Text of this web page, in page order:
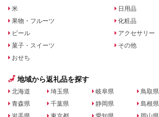
米
果物・フルーツ
ビール
菓子・スイーツ
おせち
日用品
化粧品
アクセサリー
その他
地域から返礼品を探す
北海道
青森県
埼玉県
千葉県
岐阜県
静岡県
鳥取県
島根県